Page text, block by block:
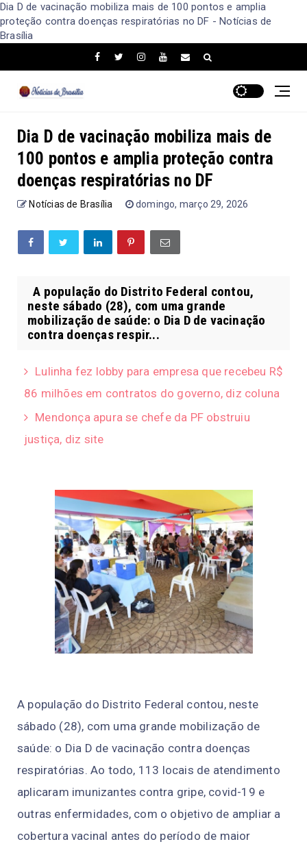
Dia D de vacinação mobiliza mais de 100 pontos e amplia
proteção contra doenças respiratórias no DF - Notícias de
Brasília
Dia D de vacinação mobiliza mais de
100 pontos e amplia proteção contra
doenças respiratórias no DF
Notícias de Brasília domingo, março 29, 2026
A população do Distrito Federal contou,
neste sábado (28), com uma grande
mobilização de saúde: o Dia D de vacinação
contra doenças respir...
Lulinha fez lobby para empresa que recebeu R$
86 milhões em contratos do governo, diz coluna
Mendonça apura se chefe da PF obstruiu
justiça, diz site
A população do Distrito Federal contou, neste
sábado (28), com uma grande mobilização de
saúde: o Dia D de vacinação contra doenças
respiratórias. Ao todo, 113 locais de atendimento
aplicaram imunizantes contra gripe, covid-19 e
outras enfermidades, com o objetivo de ampliar a
cobertura vacinal antes do período de maior